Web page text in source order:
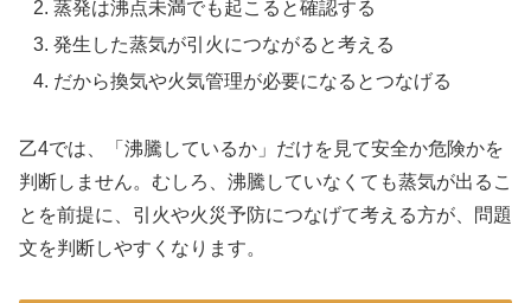
蒸発は沸点未満でも起こると確認する
発生した蒸気が引火につながると考える
だから換気や火気管理が必要になるとつなげる
乙4では、「沸騰しているか」だけを見て安全か危険かを
判断しません。むしろ、沸騰していなくても蒸気が出るこ
とを前提に、引火や火災予防につなげて考える方が、問題
文を判断しやすくなります。